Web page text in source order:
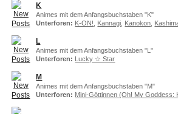
K
Animes mit dem Anfangsbuchstaben "K"
Unterforen: K-ON! Kannagi Kanokon
L
Animes mit dem Anfangsbuchstaben "L"
Unterforen: Lucky ☆ Star
M
Animes mit dem Anfangsbuchstaben "M"
Unterforen: Mini-Göttinnen (Oh! My Goddess: